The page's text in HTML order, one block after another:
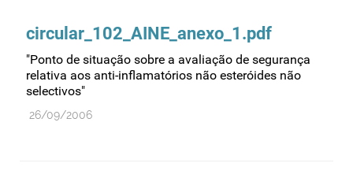
circular_102_AINE_anexo_1.pdf
"Ponto de situação sobre a avaliação de segurança
relativa aos anti-inflamatórios não esteróides não
selectivos"
26/09/2006